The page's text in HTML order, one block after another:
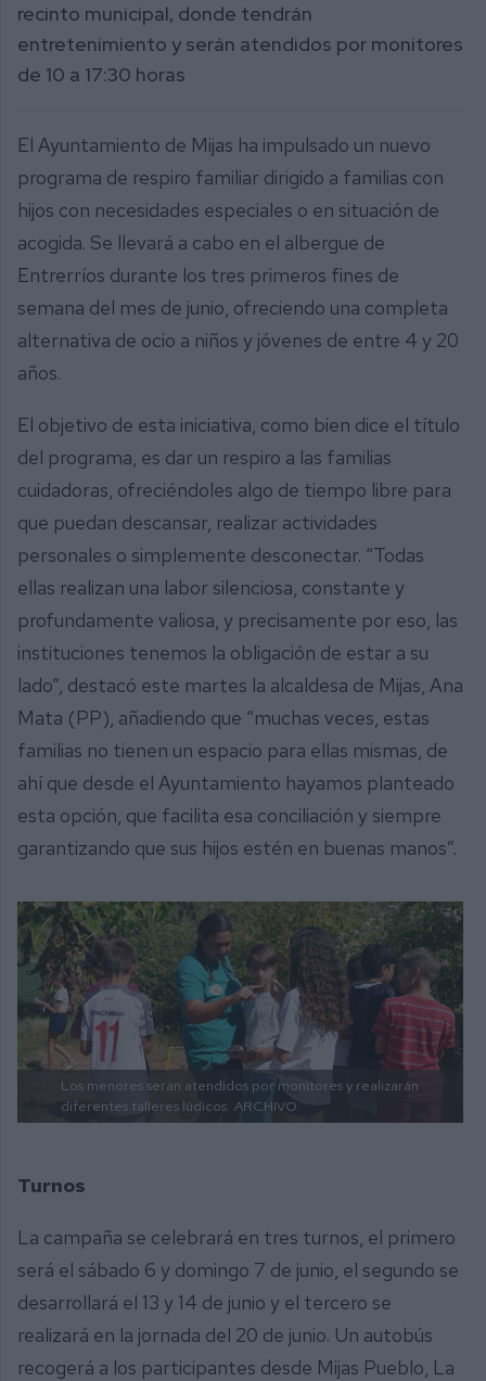
recinto municipal, donde tendrán
entretenimiento y serán atendidos por monitores
de 10 a 17:30 horas
El Ayuntamiento de Mijas ha impulsado un nuevo
programa de respiro familiar dirigido a familias con
hijos con necesidades especiales o en situación de
acogida. Se llevará a cabo en el albergue de
Entrerríos durante los tres primeros fines de
semana del mes de junio, ofreciendo una completa
alternativa de ocio a niños y jóvenes de entre 4 y 20
años.
El objetivo de esta iniciativa, como bien dice el título
del programa, es dar un respiro a las familias
cuidadoras, ofreciéndoles algo de tiempo libre para
que puedan descansar, realizar actividades
personales o simplemente desconectar. “Todas
ellas realizan una labor silenciosa, constante y
profundamente valiosa, y precisamente por eso, las
instituciones tenemos la obligación de estar a su
lado”, destacó este martes la alcaldesa de Mijas, Ana
Mata (PP), añadiendo que “muchas veces, estas
familias no tienen un espacio para ellas mismas, de
ahí que desde el Ayuntamiento hayamos planteado
esta opción, que facilita esa conciliación y siempre
garantizando que sus hijos estén en buenas manos”.
Los menores serán atendidos por monitores y realizarán
diferentes talleres lúdicos. ARCHIVO.
Turnos
La campaña se celebrará en tres turnos, el primero
será el sábado 6 y domingo 7 de junio, el segundo se
desarrollará el 13 y 14 de junio y el tercero se
realizará en la jornada del 20 de junio. Un autobús
recogerá a los participantes desde Mijas Pueblo, La